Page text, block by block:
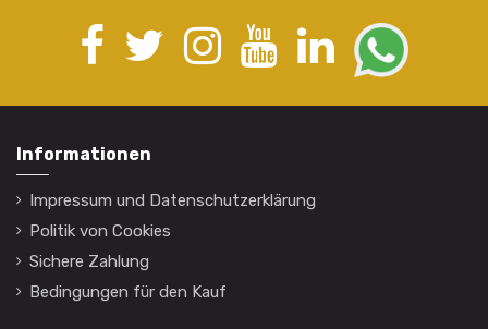
Informationen
Impressum und Datenschutzerklärung
Politik von Cookies
Sichere Zahlung
Bedingungen für den Kauf